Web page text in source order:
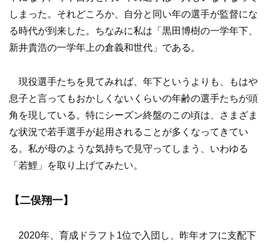
しまった。それどころか、自分と同い年の選手が監督にな
る時代が到来した。ちなみに私は「黒田博樹の一学年下、
新井貴浩の一学年上の倉義和世代」である。
現役選手たちを見てみれば、年下というよりも、もはや
息子と言ってもおかしくないくらいの年齢の選手たちが頭
角を現している。特にシーズン終盤のこの頃は、さまざま
な状況で若手選手が起用されることが多くなってきてい
る。私が母のような気持ちで見守ってしまう、いわゆる
「若鯉」を取り上げてみたい。
【二俣翔一】
2020年、育成ドラフト1位で入団し、昨年オフに支配下